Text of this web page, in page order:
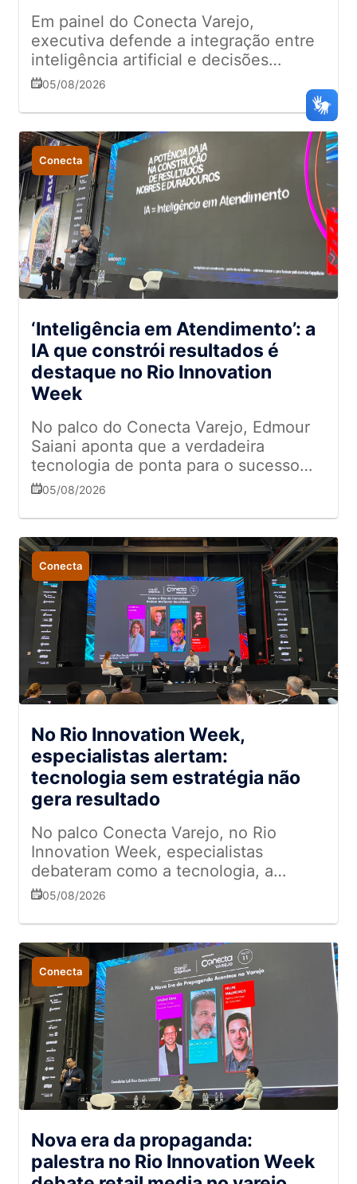
Em painel do Conecta Varejo,
executiva defende a integração entre
inteligência artificial e decisões
humanas para aumentar vendas,
personalizar a experiência do cliente e
impulsionar resultados
05/08/2026
Conecta
‘Inteligência em Atendimento’: a
IA que constrói resultados é
destaque no Rio Innovation
Week
No palco do Conecta Varejo, Edmour
Saiani aponta que a verdadeira
tecnologia de ponta para o sucesso
das marcas está na conexão humana,
05/08/2026
Conecta
No Rio Innovation Week,
especialistas alertam:
tecnologia sem estratégia não
gera resultado
No palco Conecta Varejo, no Rio
Innovation Week, especialistas
debateram como a tecnologia, a
análise de dados e a inteligência
competitividade e a eficiência
operacional das empresas
05/08/2026
Conecta
Nova era da propaganda:
palestra no Rio Innovation Week